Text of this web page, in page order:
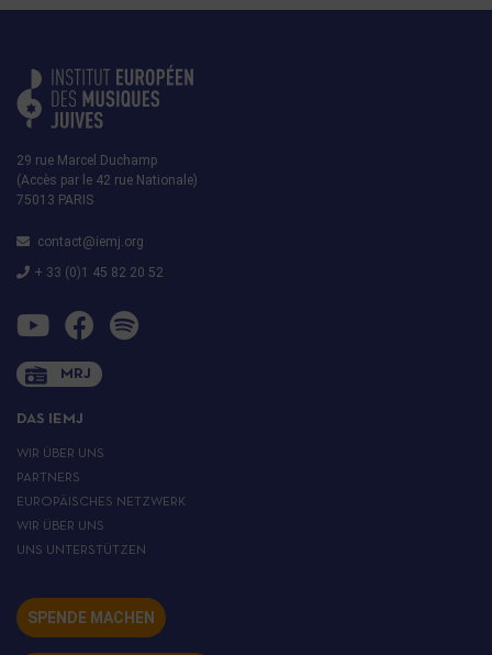
29 rue Marcel Duchamp
(Accès par le 42 rue Nationale)
75013 PARIS
contact@iemj.org
+ 33 (0)1 45 82 20 52
MRJ
DAS IEMJ
WIR ÜBER UNS
PARTNERS
EUROPÄISCHES NETZWERK
WIR ÜBER UNS
UNS UNTERSTÜTZEN
SPENDE MACHEN